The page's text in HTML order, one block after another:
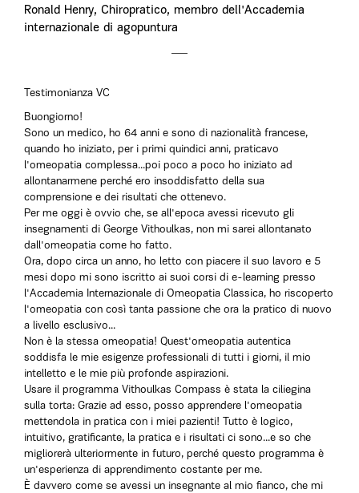
Ronald Henry, Chiropratico, membro dell'Accademia
internazionale di agopuntura
Testimonianza VC
Buongiorno!
Sono un medico, ho 64 anni e sono di nazionalità francese,
quando ho iniziato, per i primi quindici anni, praticavo
l'omeopatia complessa...poi poco a poco ho iniziato ad
allontanarmene perché ero insoddisfatto della sua
comprensione e dei risultati che ottenevo.
Per me oggi è ovvio che, se all'epoca avessi ricevuto gli
insegnamenti di George Vithoulkas, non mi sarei allontanato
dall'omeopatia come ho fatto.
Ora, dopo circa un anno, ho letto con piacere il suo lavoro e 5
mesi dopo mi sono iscritto ai suoi corsi di e-learning presso
l'Accademia Internazionale di Omeopatia Classica, ho riscoperto
l'omeopatia con così tanta passione che ora la pratico di nuovo
a livello esclusivo...
Non è la stessa omeopatia! Quest'omeopatia autentica
soddisfa le mie esigenze professionali di tutti i giorni, il mio
intelletto e le mie più profonde aspirazioni.
Usare il programma Vithoulkas Compass è stata la ciliegina
sulla torta: Grazie ad esso, posso apprendere l'omeopatia
mettendola in pratica con i miei pazienti! Tutto è logico,
intuitivo, gratificante, la pratica e i risultati ci sono...e so che
migliorerà ulteriormente in futuro, perché questo programma è
un'esperienza di apprendimento costante per me.
È davvero come se avessi un insegnante al mio fianco, che mi